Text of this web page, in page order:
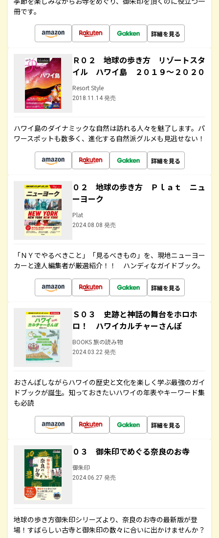
冊です。
詳細を見る
Ｒ０２ 地球の歩き方 リゾートスタ
イル ハワイ島 ２０１９～２０２０
Resort Style
2018.11.14 発売
ハワイ島のダイナミックな自然は訪れる人々を魅了します。パ
ワースポットも数多く、進化する自然派グルメも見逃せない！
詳細を見る
０２ 地球の歩き方 Ｐｌａｔ ニュ
ーヨーク
Plat
2024.08.08 発売
「ＮＹでやるべきこと」「見るべきもの」を、現地ニューヨー
カーと達人編集者が厳選紹介！！ ハンディなガイドブック。
詳細を見る
Ｓ０３ 史跡と神話の舞台をホロホ
ロ！ ハワイカルチャーさんぽ
BOOKS 旅の読み物
2024.03.22 発売
おさんぽしながらハワイの歴史と文化を楽しく学ぶ最強のガイ
ドブックが誕生。知っておきたいハワイの年表やキーワード集
も必読
詳細を見る
０３ 御朱印でめぐる奈良のお寺
御朱印
2024.06.27 発売
地球の歩き方御朱印シリーズより、奈良のお寺の最新版が登
場！すばらしい古寺と御朱印の数々に合いに出かけませんか？